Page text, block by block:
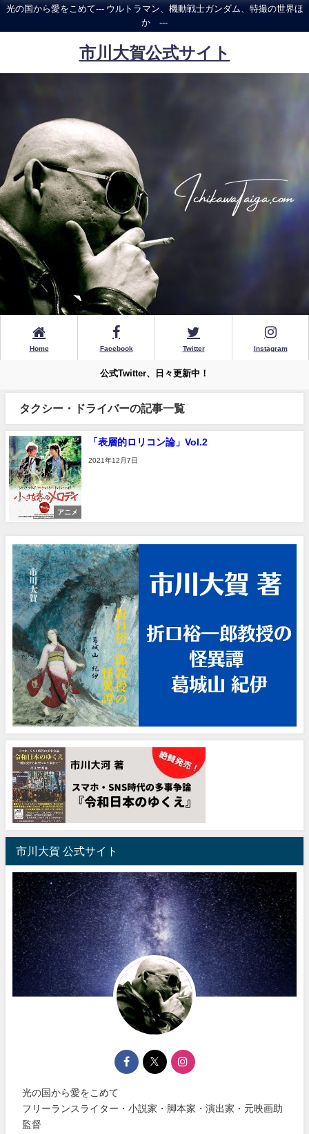
光の国から愛をこめて--- ウルトラマン、機動戦士ガンダム、特撮の世界ほ
か ---
市川大賀公式サイト
Home Facebook Twitter Instagram
公式Twitter、日々更新中！
タクシー・ドライバーの記事一覧
アニメ
「表層的ロリコン論」Vol.2
2021年12月7日
市川大賀 公式サイト
光の国から愛をこめて
フリーランスライター・小説家・脚本家・演出家・元映画助
監督